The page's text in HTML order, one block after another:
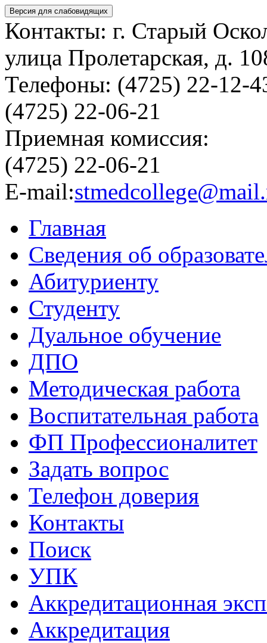
Версия для слабовидящих
Контакты: г. Старый
улица Пролетарская, д.
Телефоны: (4725) 22-12-
(4725) 22-06-21
Приемная комиссия:
(4725) 22-06-21
E-mail:
Главная
Сведения об
Абитуриенту
Студенту
Дуальное обучение
ДПО
Методическая работа
Воспитательная работа
ФП Профессионалитет
Задать вопрос
Телефон доверия
Контакты
Поиск
УПК
Аккредитационная
Аккредитация